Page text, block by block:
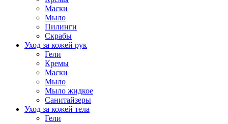
Маски
Мыло
Пилинги
Скрабы
Уход за кожей рук
Гели
Кремы
Маски
Мыло
Мыло жидкое
Санитайзеры
Уход за кожей тела
Гели